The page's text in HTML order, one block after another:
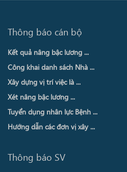
Thông báo cán bộ
Kết quả nâng bậc lương ...
Công khai danh sách Nhà ...
Xây dựng vị trí việc là ...
Xét nâng bậc lương ...
Tuyển dụng nhân lực Bệnh ...
Hướng dẫn các đơn vị xây ...
Thông báo SV